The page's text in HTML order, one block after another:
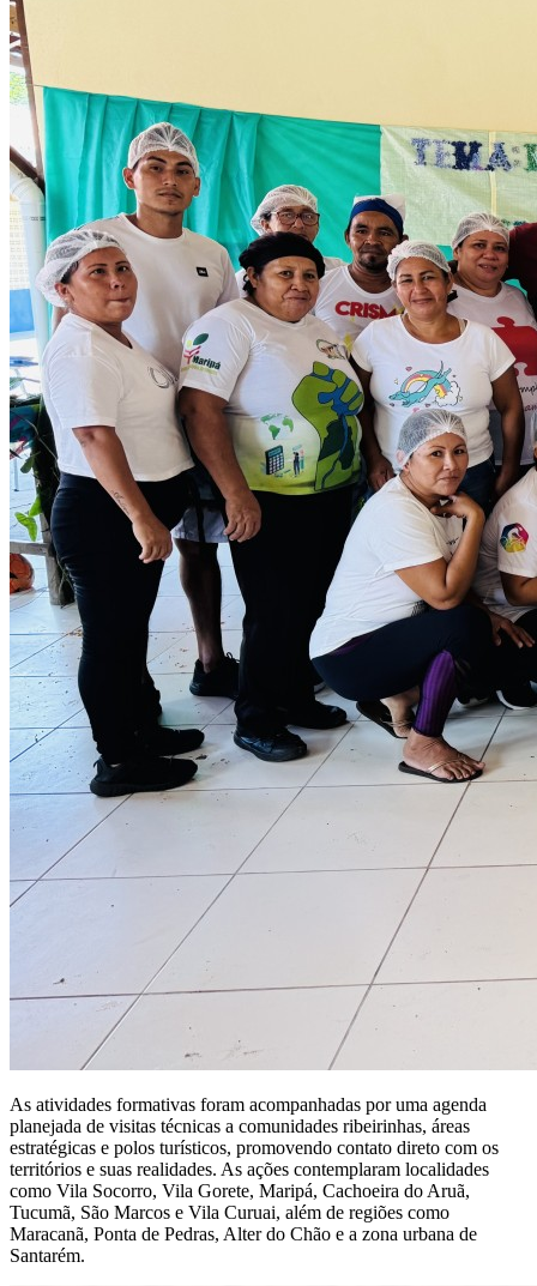
As atividades formativas foram acompanhadas por uma agenda
planejada de visitas técnicas a comunidades ribeirinhas, áreas
estratégicas e polos turísticos, promovendo contato direto com os
territórios e suas realidades. As ações contemplaram localidades
como Vila Socorro, Vila Gorete, Maripá, Cachoeira do Aruã,
Tucumã, São Marcos e Vila Curuai, além de regiões como
Maracanã, Ponta de Pedras, Alter do Chão e a zona urbana de
Santarém.